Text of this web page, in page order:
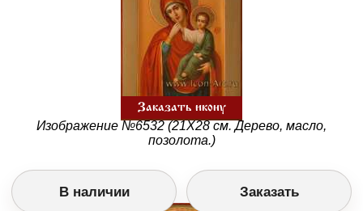
Заказать икону
Изображение №6532 (21Х28 см. Дерево, масло,
позолота.)
В наличии Заказать